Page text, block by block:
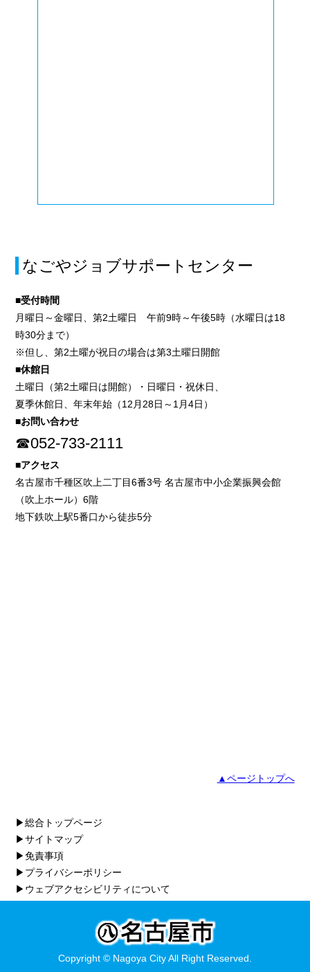
なごやジョブサポートセンター
■受付時間
月曜日～金曜日、第2土曜日 午前9時～午後5時（水曜日は18
時30分まで）
※但し、第2土曜が祝日の場合は第3土曜日開館
■休館日
土曜日（第2土曜日は開館）・日曜日・祝休日、
夏季休館日、年末年始（12月28日～1月4日）
■お問い合わせ
☎052-733-2111
■アクセス
名古屋市千種区吹上二丁目6番3号 名古屋市中小企業振興会館
（吹上ホール）6階
地下鉄吹上駅5番口から徒歩5分
▲ページトップへ
▶総合トップページ
▶サイトマップ
▶免責事項
▶プライバシーポリシー
▶ウェブアクセシビリティについて
Copyright © Nagoya City All Right Reserved.